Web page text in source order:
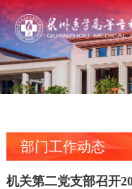
部门工作动态
机关第二党支部召开